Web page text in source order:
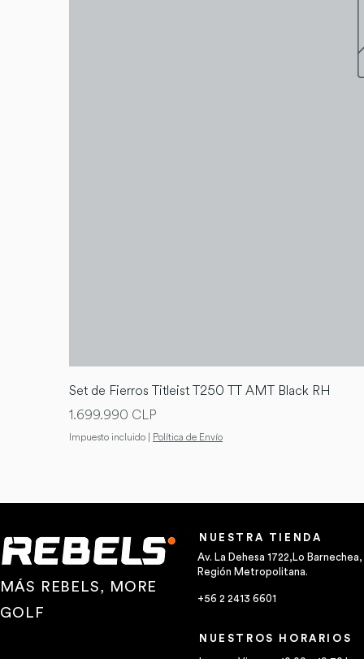
Set de Fierros Titleist T250 TT AMT Black RH
Precio
1.699.990 CLP
Impuesto incluido | Política de Envío
MÁS REBELS, MORE
GOLF
NUESTRA TIENDA
Av. La Dehesa 1722,Lo Barnechea,
Región Metropolitana.
+56 2 2413 6601
NUESTROS HORARIOS